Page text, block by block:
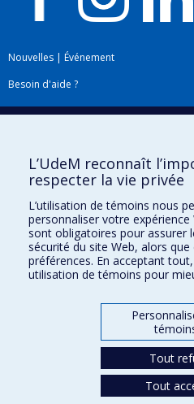
Nouvelles | Événement
Besoin d'aide ?
Plan du site|Accessibilité
Téléchargez les logos de l'ESPUM
L’UdeM reconnaît
respecter la vie privée
L’utilisation de témoins nous
personnaliser votre
sont obligatoires pour assurer
sécurité du site Web, alors que
préférences. En acceptant
utilisation de témoins pour
Tout
Tout